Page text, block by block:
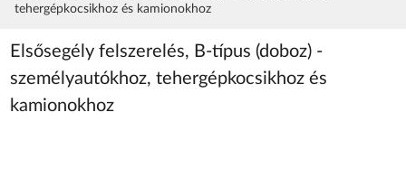
tehergépkocsikhoz és kamionokhoz
Elsősegély felszerelés, B-típus (doboz) -
személyautókhoz, tehergépkocsikhoz és
kamionokhoz